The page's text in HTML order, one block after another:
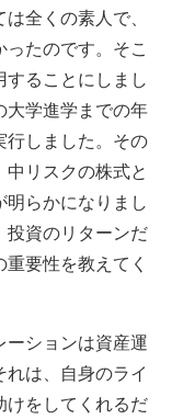
全くの素人で、
たのです。そこ
ることにしまし
大学進学までの年
行しました。その
リスクの株式と
らかになりまし
投資のリターンだ
要性を教えてく
ーションは資産運
は、自身のライ
けをしてくれるだ